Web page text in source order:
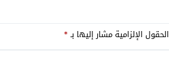
الحقول الإلزامية مشار إليها بـ*